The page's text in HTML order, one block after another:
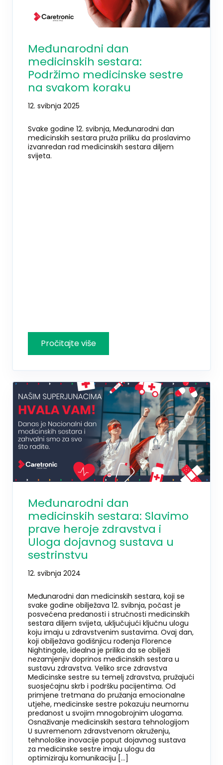
Međunarodni dan
medicinskih sestara:
Podržimo medicinske sestre
na svakom koraku
12. svibnja 2025
Svake godine 12. svibnja, Međunarodni dan
medicinskih sestara pruža priliku da proslavimo
izvanredan rad medicinskih sestara diljem
svijeta.
Međunarodni dan
medicinskih sestara: Slavimo
prave heroje zdravstva i
Uloga dojavnog sustava u
sestrinstvu
12. svibnja 2024
Međunarodni dan medicinskih sestara, koji se
svake godine obilježava 12. svibnja, počast je
posvećena predanosti i stručnosti medicinskih
sestara diljem svijeta, uključujući ključnu ulogu
koju imaju u zdravstvenim sustavima. Ovaj dan,
koji obilježava godišnjicu rođenja Florence
Nightingale, idealna je prilika da se obilježi
nezamjenjiv doprinos medicinskih sestara u
sustavu zdravstva. Veliko srce zdravstva
Medicinske sestre su temelj zdravstva, pružajući
suosjećajnu skrb i podršku pacijentima. Od
primjene tretmana do pružanja emocionalne
utjehe, medicinske sestre pokazuju neumornu
predanost u svojim mnogobrojnim ulogama.
Osnaživanje medicinskih sestara tehnologijom
U suvremenom zdravstvenom okruženju,
tehnološke inovacije poput dojavnog sustava
za medicinske sestre imaju ulogu da
optimiziraju komunikaciju […]